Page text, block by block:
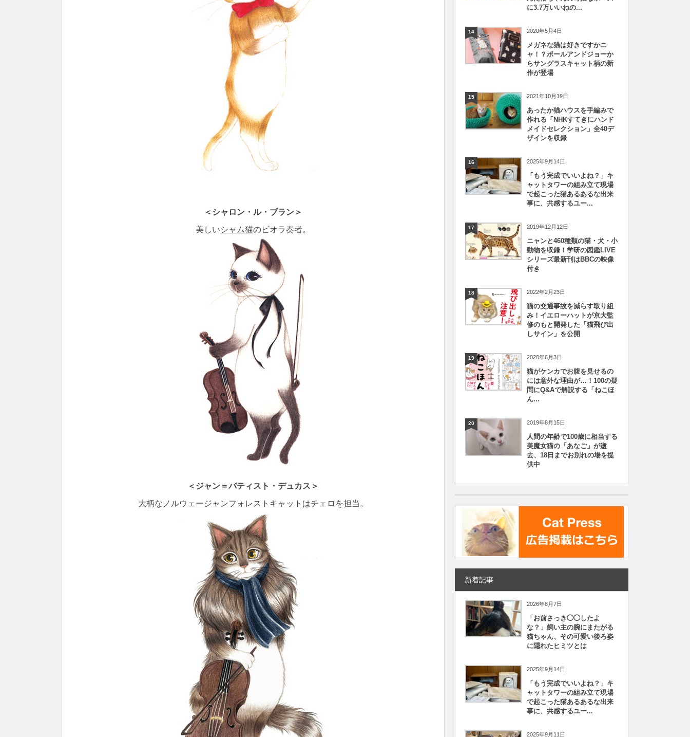
＜シャロン・ル・ブラン＞
美しいシャム猫のビオラ奏者。
＜ジャン＝バティスト・デュカス＞
大柄な ノルウェージャンフォレストキャット はチェロを担当。
に3.7万いいねの...
14 2020年5月4日
メガネな猫は好きですかニ
ャ！？ポールアンドジョーか
らサングラスキャット柄の新
作が登場
15 2021年10月19日
あったか猫ハウスを手編みで
作れる「NHKすてきにハンド
メイドセレクション」全40デ
ザインを収録
16 2025年9月14日
「もう完成でいいよね？」キ
ャットタワーの組み立て現場
で起こった猫あるあるな出来
事に、共感するユー...
17 2019年12月12日
ニャンと460種類の猫・犬・小
動物を収録！学研の図鑑LIVE
シリーズ最新刊はBBCの映像
付き
18 2022年2月23日
猫の交通事故を減らす取り組
み！イエローハットが京大監
修のもと開発した「猫飛び出
しサイン」を公開
19 2020年6月3日
猫がケンカでお腹を見せるの
には意外な理由が…！100の疑
問にQ&Aで解説する「ねこほ
ん...
20 2019年8月15日
人間の年齢で100歳に相当する
美魔女猫の「あなご」が逝
去、18日までお別れの場を提
供中
新着記事
2026年8月7日
「お前さっき◯◯したよ
な？」飼い主の腕にまたがる
猫ちゃん、その可愛い後ろ姿
に隠れたヒミツとは
2025年9月14日
「もう完成でいいよね？」キ
ャットタワーの組み立て現場
で起こった猫あるあるな出来
事に、共感するユー...
2025年9月11日